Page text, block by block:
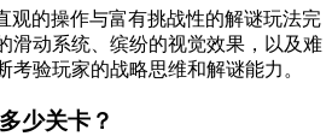
观的操作与富有挑战性的解谜玩法完
滑动系统、缤纷的视觉效果，以及难
考验玩家的战略思维和解谜能力。
少关卡？